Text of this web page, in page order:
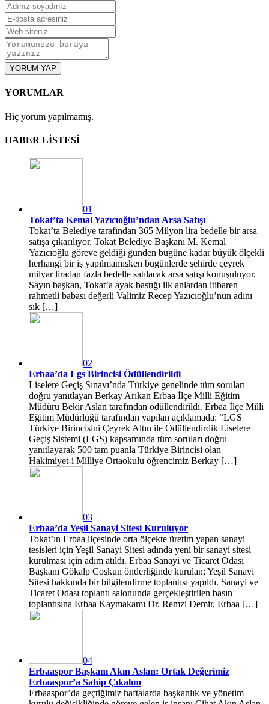
YORUM YAP
YORUMLAR
Hiç yorum yapılmamış.
HABER LİSTESİ
01
Tokat’ta Kemal Yazıcıoğlu’ndan Arsa Satışı
Tokat’ta Belediye tarafından 365 Milyon lira bedelle bir arsa
satışa çıkarılıyor. Tokat Belediye Başkanı M. Kemal
Yazıcıoğlu göreve geldiği günden bugüne kadar büyük ölçekli
herhangi bir iş yapılmamışken bugünlerde şehirde çeyrek
milyar liradan fazla bedelle satılacak arsa satışı konuşuluyor.
Sayın başkan, Tokat’a ayak bastığı ilk anlardan itibaren
rahmetli babası değerli Valimiz Recep Yazıcıoğlu’nun adını
sık […]
02
Erbaa’da Lgs Birincisi Ödüllendirildi
Liselere Geçiş Sınavı’nda Türkiye genelinde tüm soruları
doğru yanıtlayan Berkay Arıkan Erbaa İlçe Milli Eğitim
Müdürü Bekir Aslan tarafından ödüllendirildi. Erbaa İlçe Milli
Eğitim Müdürlüğü tarafından yapılan açıklamada: “LGS
Türkiye Birincisini Çeyrek Altın ile Ödüllendirdik Liselere
Geçiş Sistemi (LGS) kapsamında tüm soruları doğru
yanıtlayarak 500 tam puanla Türkiye Birincisi olan
Hakimiyet-i Milliye Ortaokulu öğrencimiz Berkay […]
03
Erbaa’da Yeşil Sanayi Sitesi Kuruluyor
Tokat’ın Erbaa ilçesinde orta ölçekte üretim yapan sanayi
tesisleri için Yeşil Sanayi Sitesi adında yeni bir sanayi sitesi
kurulması için adım atıldı. Erbaa Sanayi ve Ticaret Odası
Başkanı Gökalp Coşkun önderliğinde kurulan; Yeşil Sanayi
Sitesi hakkında bir bilgilendirme toplantısı yapıldı. Sanayi ve
Ticaret Odası toplantı salonunda gerçekleştirilen basın
toplantısına Erbaa Kaymakamı Dr. Remzi Demir, Erbaa […]
04
Erbaaspor Başkanı Akın Aslan: Ortak Değerimiz
Erbaaspor’a Sahip Çıkalım
Erbaaspor’da geçtiğimiz haftalarda başkanlık ve yönetim